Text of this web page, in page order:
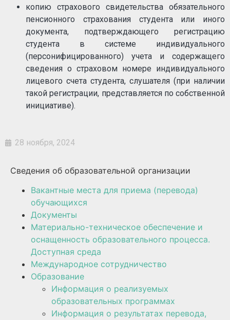
копию страхового свидетельства обязательного
пенсионного страхования студента или иного
документа, подтверждающего регистрацию
студента в системе индивидуального
(персонифицированного) учета и содержащего
сведения о страховом номере индивидуального
лицевого счета студента, слушателя (при наличии
такой регистрации, представляется по собственной
инициативе).
28 ноября, 2024
Сведения об образовательной организации
Вакантные места для приема (перевода)
обучающихся
Документы
Материально-техническое обеспечение и
оснащенность образовательного процесса.
Доступная среда
Международное сотрудничество
Образование
Информация о реализуемых
образовательных программах
Информация о результатах перевода,